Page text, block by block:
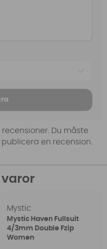
Du måste
en recension.
varor
Mystic
Mystic Haven Fullsuit
4/3mm Double Fzip
Women